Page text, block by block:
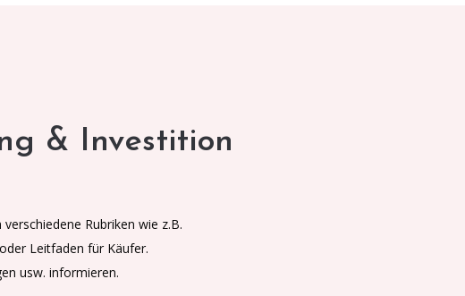
& Investition
Rubriken wie z.B.
Leitfaden für Käufer.
usw. informieren.